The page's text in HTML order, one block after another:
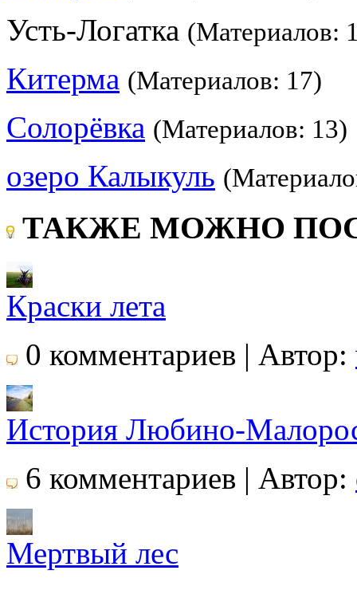
Усть-Логатка (Материалов:
Китерма (Материалов: 17)
Солорёвка (Материалов: 13)
озеро Калыкуль
ТАКЖЕ МОЖНО
Краски лета
0 комментариев | Автор:
История Любино-
6 комментариев | Автор:
Мертвый лес